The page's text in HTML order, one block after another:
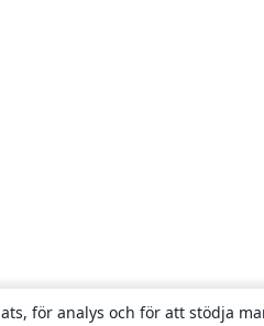
för analys och för att stödja